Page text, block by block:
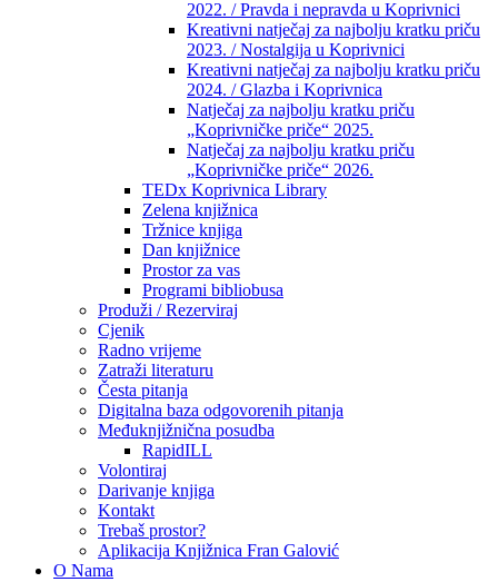
2022. / Pravda i nepravda u Koprivnici
Kreativni natječaj za najbolju kratku priču
2023. / Nostalgija u Koprivnici
Kreativni natječaj za najbolju kratku priču
2024. / Glazba i Koprivnica
Natječaj za najbolju kratku priču
„Koprivničke priče“ 2025.
Natječaj za najbolju kratku priču
„Koprivničke priče“ 2026.
TEDx Koprivnica Library
Zelena knjižnica
Tržnice knjiga
Dan knjižnice
Prostor za vas
Programi bibliobusa
Produži / Rezerviraj
Cjenik
Radno vrijeme
Zatraži literaturu
Česta pitanja
Digitalna baza odgovorenih pitanja
Međuknjižnična posudba
RapidILL
Volontiraj
Darivanje knjiga
Kontakt
Trebaš prostor?
Aplikacija Knjižnica Fran Galović
O Nama